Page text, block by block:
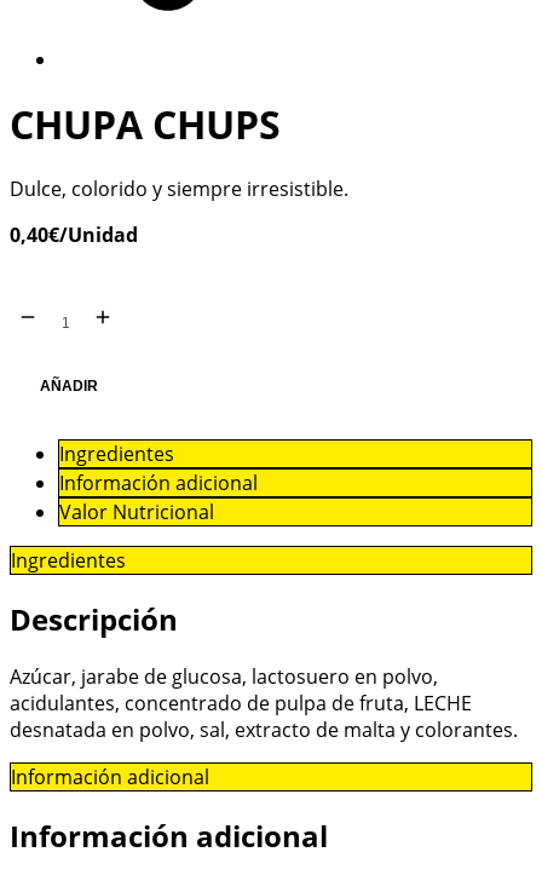
CHUPA CHUPS
Dulce, colorido y siempre irresistible.
0,40€/Unidad
AÑADIR
Ingredientes
Información adicional
Valor Nutricional
Ingredientes
Descripción
Azúcar, jarabe de glucosa, lactosuero en polvo,
acidulantes, concentrado de pulpa de fruta, LECHE
desnatada en polvo, sal, extracto de malta y colorantes.
Información adicional
Información adicional